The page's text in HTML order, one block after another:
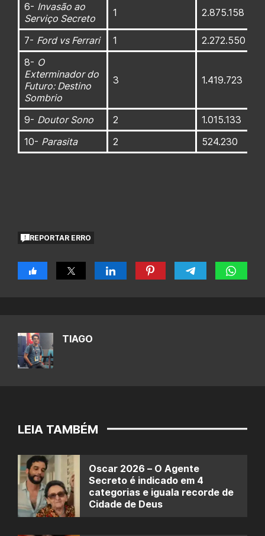
6- Invasão ao
Serviço Secreto
1 2.875.158
7- Ford vs Ferrari 1
2.272.550
8- O
Exterminador do
Futuro: Destino
Sombrio
3 1.419.723
9- Doutor Sono 2
1.015.133
10- Parasita 2 524.230
REPORTAR ERRO
TIAGO
LEIA TAMBÉM
Oscar 2026 – O Agente
Secreto é indicado em 4
categorias e iguala recorde de
Cidade de Deus